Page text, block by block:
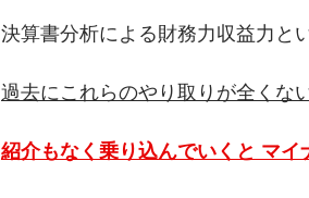
決算書分析による財務力収益力と
過去にこれらのやり取りが全くな
紹介もなく乗り込んでいくと マイ